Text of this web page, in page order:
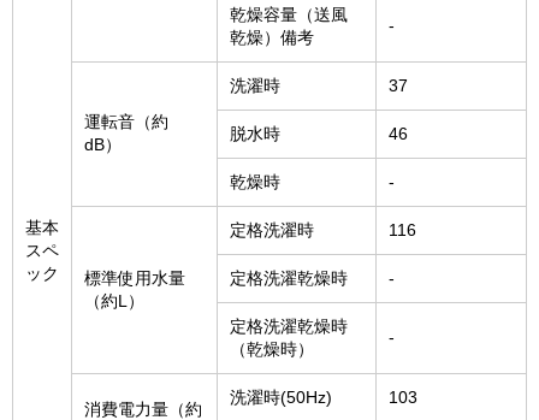
基本
スペ
ック
乾燥容量（送風
乾燥）備考
-
運転音（約
dB）
洗濯時 37
脱水時 46
乾燥時 -
標準使用水量
（約L）
定格洗濯時 116
定格洗濯乾燥時 -
定格洗濯乾燥時
（乾燥時）
-
消費電力量（約
洗濯時(50Hz) 103